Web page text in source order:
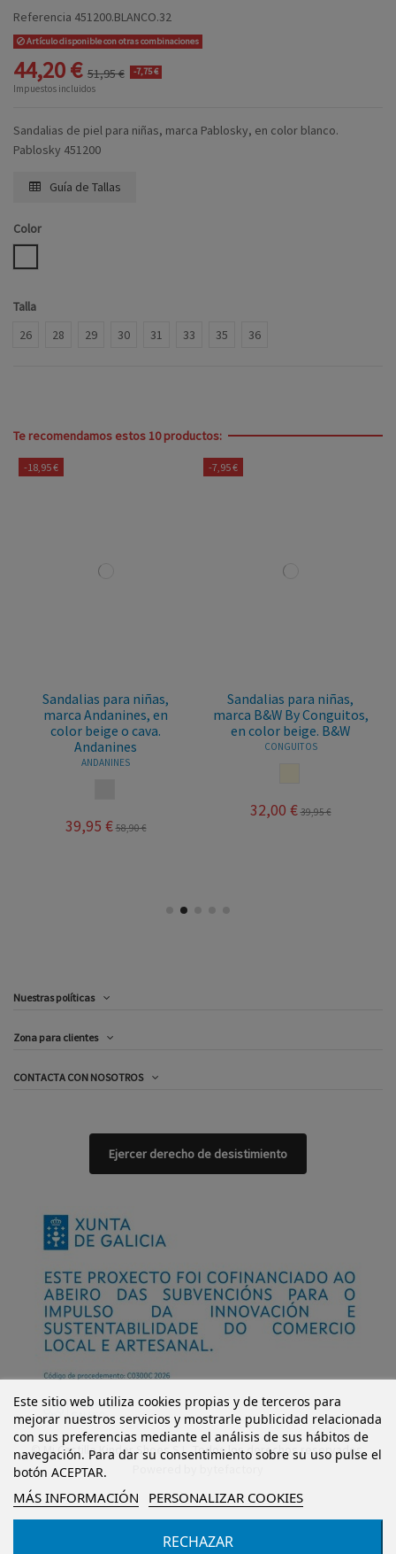
Referencia 451200.BLANCO.32
Artículo disponible con otras combinaciones
44,20 € 51,95 € -7,75 €
Impuestos incluidos
Sandalias de piel para niñas, marca Pablosky, en color blanco.
Pablosky 451200
Guía de Tallas
Color
Talla
26
28 29 30 31 33 35 36
Te recomendamos estos 10 productos:
-18,95 €
Sandalias para niñas,
marca Andanines, en
color beige o cava.
Andanines
ANDANINES
39,95 € 58,90 €
-7,95 €
Sandalias para niñas,
marca B&W By Conguitos,
en color beige. B&W
CONGUITOS
32,00 € 39,95 €
Nuestras políticas
Zona para clientes
CONTACTA CON NOSOTROS
Este sitio web utiliza cookies propias y de terceros para
mejorar nuestros servicios y mostrarle publicidad relacionada
con sus preferencias mediante el análisis de sus hábitos de
navegación. Para dar su consentimiento sobre su uso pulse el
botón ACEPTAR.
MÁS INFORMACIÓN PERSONALIZAR COOKIES
RECHAZAR
Ejercer derecho de desistimiento
© Mi Castillo Kinder Shoes S.L. Todos los derechos reservados.